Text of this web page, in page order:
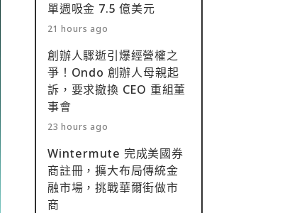
單週吸金 7.5 億美元
21 hours ago
創辦人驟逝引爆經營權之
爭！Ondo 創辦人母親起
訴，要求撤換 CEO 重組董
事會
23 hours ago
Wintermute 完成美國券
商註冊，擴大布局傳統金
融市場，挑戰華爾街做市
商